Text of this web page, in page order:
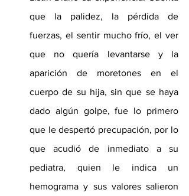
que la palidez, la pérdida de
fuerzas, el sentir mucho frío, el ver
que no quería levantarse y la
aparición de moretones en el
cuerpo de su hija, sin que se haya
dado algún golpe, fue lo primero
que le despertó precupación, por lo
que acudió de inmediato a su
pediatra, quien le indica un
hemograma y sus valores salieron